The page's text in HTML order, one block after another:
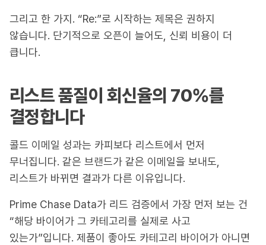
그리고 한 가지. “Re:”로 시작하는 제목은 권하지
않습니다. 단기적으로 오픈이 늘어도, 신뢰 비용이 더
큽니다.
리스트 품질이 회신율의 70%를
결정합니다
콜드 이메일 성과는 카피보다 리스트에서 먼저
무너집니다. 같은 브랜드가 같은 이메일을 보내도,
리스트가 바뀌면 결과가 다른 이유입니다.
Prime Chase Data가 리드 검증에서 가장 먼저 보는 건
“해당 바이어가 그 카테고리를 실제로 사고
있는가”입니다. 제품이 좋아도 카테고리 바이어가 아니면